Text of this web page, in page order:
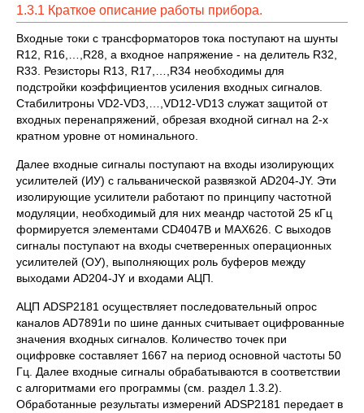
1.3.1 Краткое описание работы прибора.
Входные токи с трансформаторов тока поступают на шунты
R12, R16,…,R28, а входное напряжение - на делитель R32,
R33. Резисторы R13, R17,…,R34 необходимы для
подстройки коэффициентов усиления входных сигналов.
Стабилитроны VD2-VD3,…,VD12-VD13 служат защитой от
входных перенапряжений, обрезая входной сигнал на 2-х
кратном уровне от номинального.
Далее входные сигналы поступают на входы изолирующих
усилителей (ИУ) с гальванической развязкой AD204-JY. Эти
изолирующие усилители работают по принципу частотной
модуляции, необходимый для них меандр частотой 25 кГц
формируется элементами CD4047B и MAX626. С выходов
сигналы поступают на входы счетверенных операционных
усилителей (ОУ), выполняющих роль буферов между
выходами AD204-JY и входами АЦП.
АЦП ADSP2181 осуществляет последовательный опрос
каналов AD7891и по шине данных считывает оцифрованные
значения входных сигналов. Количество точек при
оцифровке составляет 1667 на период основной частоты 50
Гц. Далее входные сигналы обрабатываются в соответствии
с алгоритмами его программы (см. раздел 1.3.2).
Обработанные результаты измерений ADSP2181 передает в